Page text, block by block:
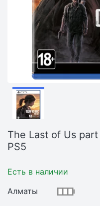
The Last of Us
PS5
Есть в наличии
Алматы